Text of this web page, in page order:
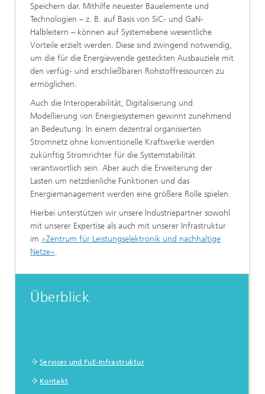
Speichern dar. Mithilfe neuester Bauelemente und
Technologien – z. B. auf Basis von SiC- und GaN-
Halbleitern – können auf Systemebene wesentliche
Vorteile erzielt werden. Diese sind zwingend notwendig,
um die für die Energiewende gesteckten Ausbauziele mit
den verfüg- und erschließbaren Rohstoffressourcen zu
ermöglichen.
Auch die Interoperabilität, Digitalisierung und
Modellierung von Energiesystemen gewinnt zunehmend
an Bedeutung. In einem dezentral organisierten
Stromnetz ohne konventionelle Kraftwerke werden
zukünftig Stromrichter für die Systemstabilität
verantwortlich sein. Aber auch die Erweiterung der
Lasten um netzdienliche Funktionen und das
Energiemanagement werden eine größere Rolle spielen.
Hierbei unterstützen wir unsere Industriepartner sowohl
mit unserer Expertise als auch mit unserer Infrastruktur
im »Zentrum für Leistungselektronik und nachhaltige
Netze«.
Überblick
Services und FuE-Infrastruktur
Kontakt